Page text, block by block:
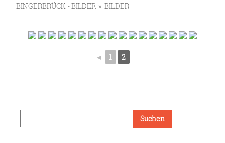
BINGERBRÜCK - BILDER » BILDER
◄ 1 2